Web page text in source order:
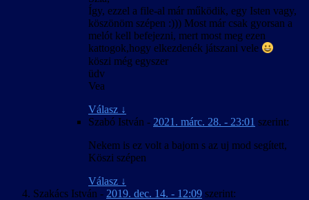
Így, ezzel a file-al már működik, egy Isten vagy,
köszönöm szépen :))) Most már csak gyorsan a
melót kell befejezni, mert most meg ezen
kattogok,hogy elkezdenék játszani vele
köszi még egyszer
üdv
Vea
Válasz ↓
Szabó István - 2021. márc. 28. - 23:01 szerint:
Nekem is ez volt a bajom s az uj mod segített,
Köszi szépen
Válasz ↓
Szakács István - 2019. dec. 14. - 12:09 szerint: